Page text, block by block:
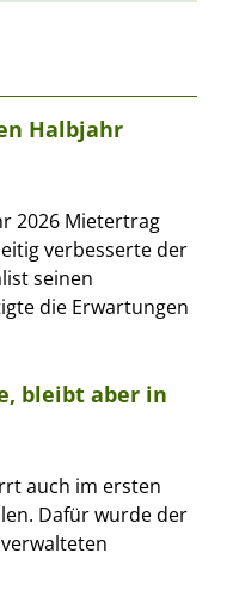
Halbjahr
2026 Mietertrag
verbesserte der
seinen
die Erwartungen
bleibt aber in
auch im ersten
Dafür wurde der